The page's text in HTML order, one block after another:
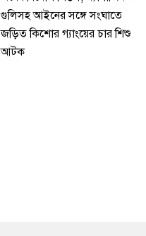
গুলিসহ আইনের সঙ্গে সংঘাতে
জড়িত কিশোর গ্যাংয়ের চার শিশু
আটক